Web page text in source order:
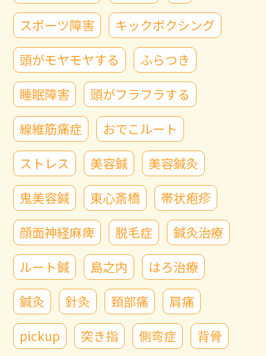
スポーツ障害
キックボクシング
頭がモヤモヤする
ふらつき
睡眠障害
頭がフラフラする
線維筋痛症
おでこルート
ストレス
美容鍼
美容鍼灸
鬼美容鍼
東心斎橋
帯状疱疹
顔面神経麻痺
脱毛症
鍼灸治療
ルート鍼
島之内
はろ治療
鍼灸
針灸 頚部痛
肩痛
pickup
突き指 側弯症
背骨